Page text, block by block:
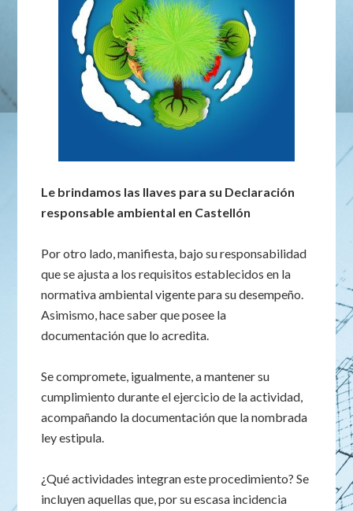
Le brindamos las llaves para su Declaración
responsable ambiental en Castellón
Por otro lado, manifiesta, bajo su responsabilidad
que se ajusta a los requisitos establecidos en la
normativa ambiental vigente para su desempeño.
Asimismo, hace saber que posee la
documentación que lo acredita.
Se compromete, igualmente, a mantener su
cumplimiento durante el ejercicio de la actividad,
acompañando la documentación que la nombrada
ley estipula.
¿Qué actividades integran este procedimiento? Se
incluyen aquellas que, por su escasa incidencia